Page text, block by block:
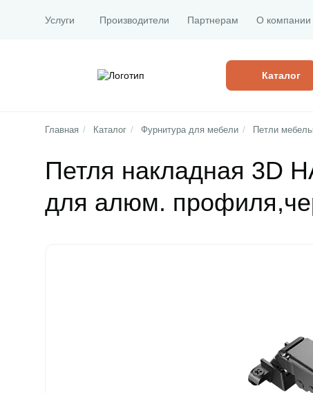
Услуги Производители Партнерам О компании
Каталог
Главная / Каталог / Фурнитура для мебели / Петли
Петля накладная 3D
для алюм.